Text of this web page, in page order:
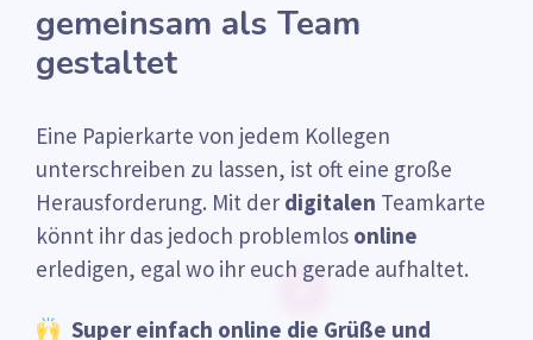
gemeinsam als Team
gestaltet
Eine Papierkarte von jedem Kollegen
unterschreiben zu lassen, ist oft eine große
Herausforderung. Mit der digitalen Teamkarte
könnt ihr das jedoch problemlos online
erledigen, egal wo ihr euch gerade aufhaltet.
Super einfach online die Grüße und